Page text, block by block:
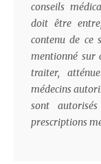
conseils
doit être
contenu de ce
mentionné sur
traiter,
médecins
sont
prescriptions